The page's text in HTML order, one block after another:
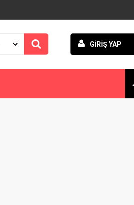
GİRİŞ YAP